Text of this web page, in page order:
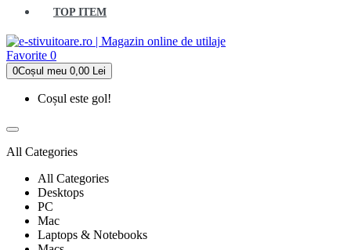
TOP ITEM
Favorite 0
0Coșul meu 0,00 Lei
Coșul este gol!
All Categories
All Categories
Desktops
PC
Mac
Laptops & Notebooks